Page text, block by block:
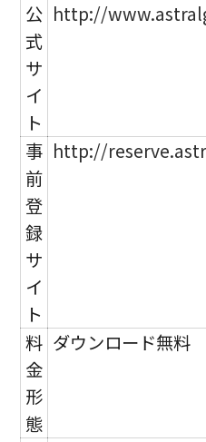
公
式
サ
イ
ト
http://
事
前
登
録
サ
イ
ト
http://
料
金
形
態
ダウンロード無料